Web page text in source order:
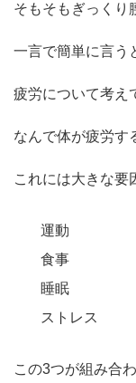
そもそもぎっくり
一言で簡単に言う
疲労について考え
なんで体が疲労す
これには大きな要
運動
食事
睡眠
ストレス
この3つが組み合